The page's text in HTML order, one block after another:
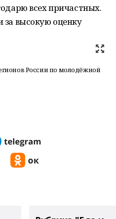
всех причастных.
высокую оценку
России по молодёжной